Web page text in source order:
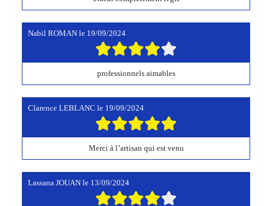
Nabil ROMAN le 19/09/2024
professionnels aimables
Clarence LEBLANC le 19/09/2024
Merci à l’artisan qui est venu
Lassana JOUAN le 13/09/2024